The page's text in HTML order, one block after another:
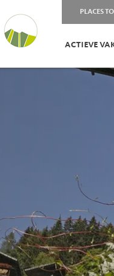
PLACES
ACTIEVE